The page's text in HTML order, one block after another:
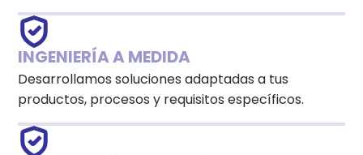
INGENIERÍA A MEDIDA
Desarrollamos soluciones adaptadas a tus
productos, procesos y requisitos específicos.